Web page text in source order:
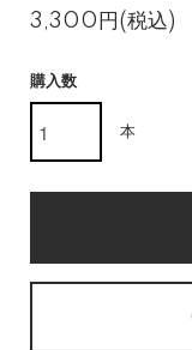
3,300円(税込)
購入数
本